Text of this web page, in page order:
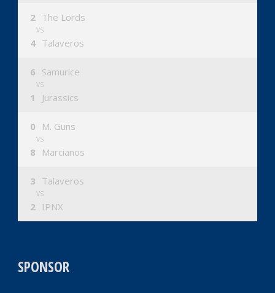
The Lords
2
VS
4 Talaveros
Samurice
6
VS
1 Jurassics
M. Guns
0
VS
8 Marcianos
Talaveros
3
VS
2 IPNX
SPONSOR